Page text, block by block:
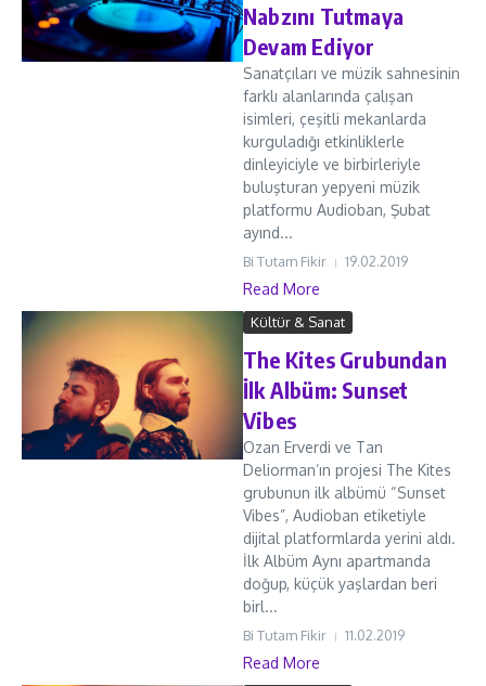
Nabzını Tutmaya
Devam Ediyor
Sanatçıları ve müzik sahnesinin
farklı alanlarında çalışan
isimleri, çeşitli mekanlarda
kurguladığı etkinliklerle
dinleyiciyle ve birbirleriyle
buluşturan yepyeni müzik
platformu Audioban, Şubat
ayınd...
Bi Tutam Fikir 19.02.2019
Read More
Kültür & Sanat
The Kites Grubundan
İlk Albüm: Sunset
Vibes
Ozan Erverdi ve Tan
Deliorman’ın projesi The Kites
grubunun ilk albümü “Sunset
Vibes”, Audioban etiketiyle
dijital platformlarda yerini aldı.
İlk Albüm Aynı apartmanda
doğup, küçük yaşlardan beri
birl...
Bi Tutam Fikir 11.02.2019
Read More